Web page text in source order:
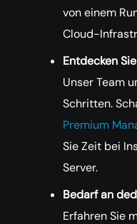
von einem
Cloud-
Entdecken
Unser Team
Schritten.
Premium
Sie Zeit bei
Server.
Bedarf an
Erfahren Sie